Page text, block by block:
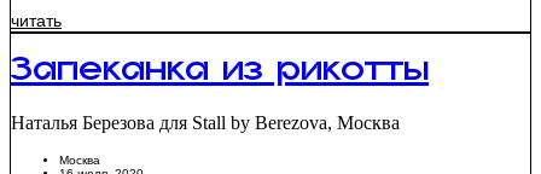
читать
Запеканка из рикотты
Наталья Березова для Stall by Berezova, Москва
Москва